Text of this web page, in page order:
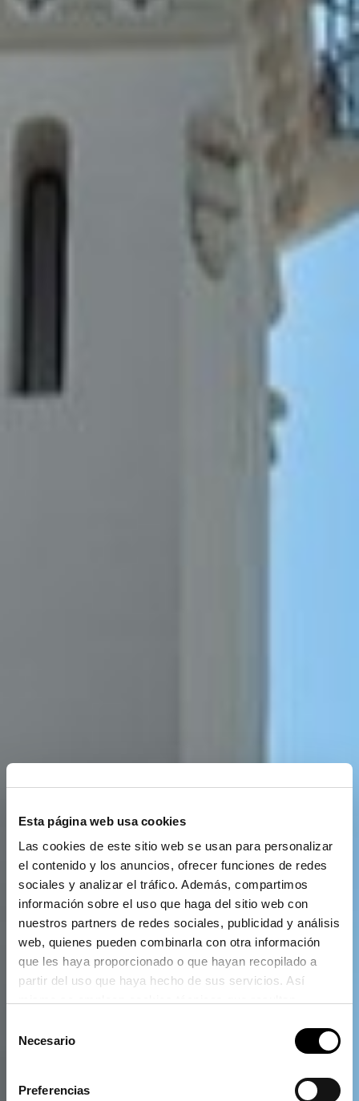
Esta página web usa cookies
Las cookies de este sitio web se usan para personalizar
el contenido y los anuncios, ofrecer funciones de redes
sociales y analizar el tráfico. Además, compartimos
información sobre el uso que haga del sitio web con
nuestros partners de redes sociales, publicidad y análisis
web, quienes pueden combinarla con otra información
que les haya proporcionado o que hayan recopilado a
partir del uso que haya hecho de sus servicios. Así
página y que son de obligada aceptación.
Necesario
Preferencias